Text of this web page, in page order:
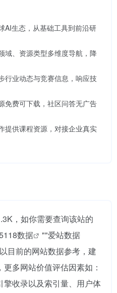
AI生态，从基础工具到前沿研
域、资源类型多维度导航，降
行业动态与竞赛信息，响应技
免费可下载，社区问答无广告
提供课程资源，对接企业真实
，如你需要查询该站的
数据 ""爱站数据
目前的网站数据参考，建
多网站价值评估因素如：
收录以及索引量、用户体